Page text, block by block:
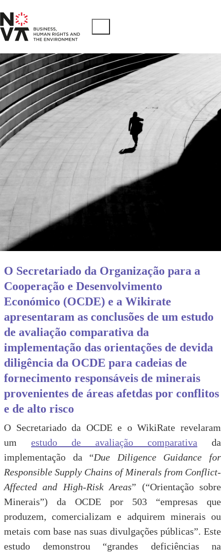
O Secretariado da Organização para a
Cooperação e Desenvolvimento
Económico (OCDE) e a Wikirate
apresentaram as conclusões de um estudo
de avaliação comparativa da
implementação das orientações de devida
diligência da OCDE para cadeias de
fornecimento responsáveis de minerais
provenientes de áreas afetdas por conflitos
e de alto risco
O Secretariado da OCDE e o WikiRate revelaram
um estudo de avaliação comparativa da
implementação da “Due Diligence Guidance for
Responsible Supply Chains of Minerals from Conflict-
Affected and High-Risk Areas” (“Orientação sobre
Minerais”) da OCDE por 503 “empresas que
produzem, comercializam e adquirem minerais ou
metais com base nas suas divulgações públicas”. Este
estudo demonstrou “grandes deficiências na